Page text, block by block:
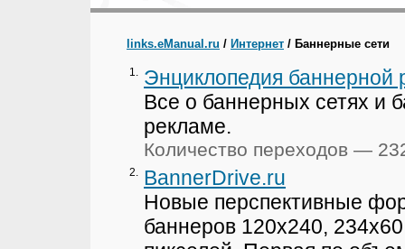
links.eManual.ru / Интернет / Баннерные сети
1.
Энциклопедия баннерной
Все о баннерных сетях и
рекламе.
Количество переходов —
2.
BannerDrive.ru
Новые перспективные
баннеров 120x240,